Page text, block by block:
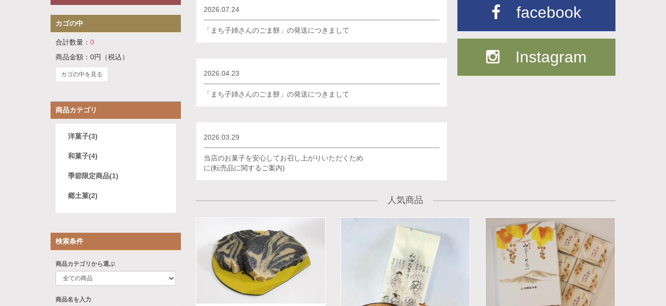
2026.07.24
「まち子姉さんのごま餅」の発送につきまして
2026.04.23
「まち子姉さんのごま餅」の発送につきまして
2026.03.29
当店のお菓子を安心してお召し上がりいただくため
に(転売品に関するご案内)
facebook
Instagram
人気商品
カゴの中
合計数量： 0
商品金額： 0円 （税込）
カゴの中を見る
商品カテゴリ
洋菓子(3)
和菓子(4)
季節限定商品(1)
郷土菓(2)
検索条件
商品カテゴリから選ぶ
商品名を入力